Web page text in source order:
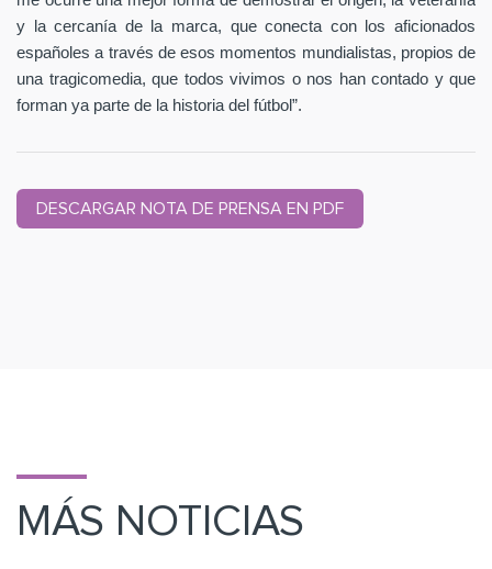
y la cercanía de la marca, que conecta con los aficionados
españoles a través de esos momentos mundialistas, propios de
una tragicomedia, que todos vivimos o nos han contado y que
forman ya parte de la historia del fútbol”.
DESCARGAR NOTA DE PRENSA EN PDF
MÁS NOTICIAS